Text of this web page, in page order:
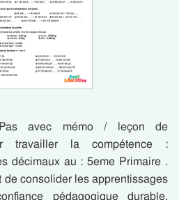
avec mémo / leçon de
travailler la compétence :
décimaux au : 5eme Primaire .
de consolider les apprentissages
pédagogique durable.